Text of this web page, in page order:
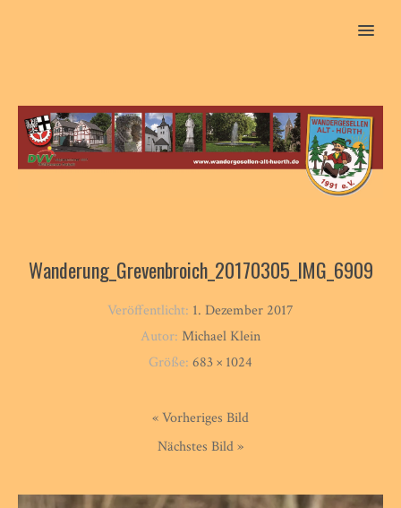
MENU
Wanderung_Grevenbroich_20170305_IMG_6909
Veröffentlicht: 1. Dezember 2017
Autor: Michael Klein
Größe: 683 × 1024
« Vorheriges Bild
Nächstes Bild »